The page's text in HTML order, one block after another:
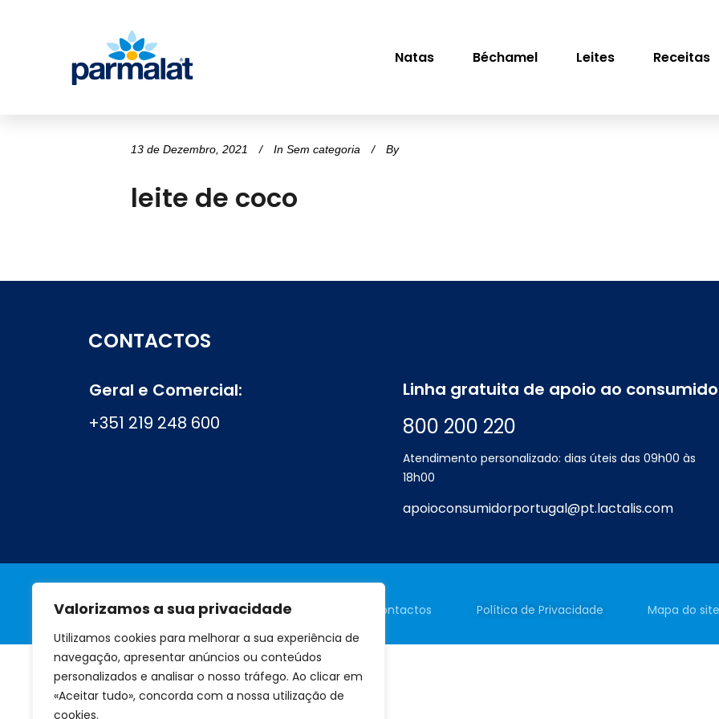
Valorizamos a sua privacidade
Utilizamos cookies para melhorar a sua experiência de
navegação, apresentar anúncios ou conteúdos
personalizados e analisar o nosso tráfego. Ao clicar em
«Aceitar tudo», concorda com a nossa utilização de
cookies.
Natas Béchamel Leites Receitas
13 de Dezembro, 2021 In Sem categoria By
leite de coco
CONTACTOS
Geral e Comercial:
+351 219 248 600
Linha gratuita de apoio ao
800 200 220
Atendimento personalizado: dias úteis das 09h00 às
18h00
apoioconsumidorportugal@pt.lactalis.com
A marca Perguntas frequentes Contactos Política de Privacidade Mapa do site